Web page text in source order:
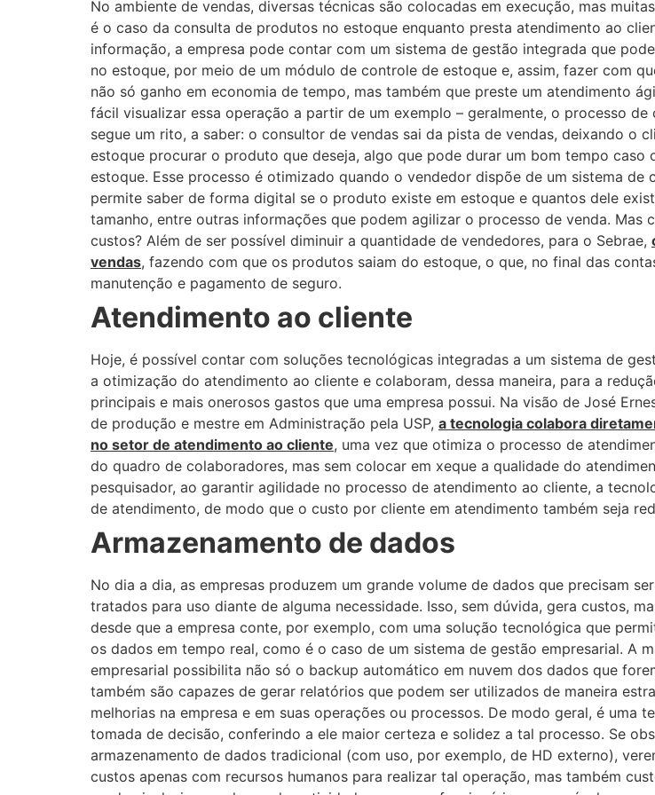
No ambiente de vendas, diversas técnicas são colocadas em execução, mas
é o caso da consulta de produtos no estoque enquanto presta atendimento ao
informação, a empresa pode contar com um sistema de gestão integrada que
no estoque, por meio de um módulo de controle de estoque e, assim, fazer com
não só ganho em economia de tempo, mas também que preste um atendimento
fácil visualizar essa operação a partir de um exemplo – geralmente, o processo
segue um rito, a saber: o consultor de vendas sai da pista de vendas, deixando o
estoque procurar o produto que deseja, algo que pode durar um bom tempo caso
estoque. Esse processo é otimizado quando o vendedor dispõe de um sistema de
permite saber de forma digital se o produto existe em estoque e quantos dele
tamanho, entre outras informações que podem agilizar o processo de venda. Mas
custos? Além de ser possível diminuir a quantidade de vendedores, para o Sebrae,
vendas, fazendo com que os produtos saiam do estoque, o que, no final das
manutenção e pagamento de seguro.
Atendimento ao cliente
Hoje, é possível contar com soluções tecnológicas integradas a um sistema de
a otimização do atendimento ao cliente e colaboram, dessa maneira, para a
principais e mais onerosos gastos que uma empresa possui. Na visão de José
de produção e mestre em Administração pela USP, a tecnologia colabora
no setor de atendimento ao cliente, uma vez que otimiza o processo de
do quadro de colaboradores, mas sem colocar em xeque a qualidade do
pesquisador, ao garantir agilidade no processo de atendimento ao cliente, a
de atendimento, de modo que o custo por cliente em atendimento também seja
Armazenamento de dados
No dia a dia, as empresas produzem um grande volume de dados que precisam
tratados para uso diante de alguma necessidade. Isso, sem dúvida, gera custos,
desde que a empresa conte, por exemplo, com uma solução tecnológica que
os dados em tempo real, como é o caso de um sistema de gestão empresarial. A
empresarial possibilita não só o backup automático em nuvem dos dados que
também são capazes de gerar relatórios que podem ser utilizados de maneira
melhorias na empresa e em suas operações ou processos. De modo geral, é uma
tomada de decisão, conferindo a ele maior certeza e solidez a tal processo. Se
armazenamento de dados tradicional (com uso, por exemplo, de HD externo),
custos apenas com recursos humanos para realizar tal operação, mas também